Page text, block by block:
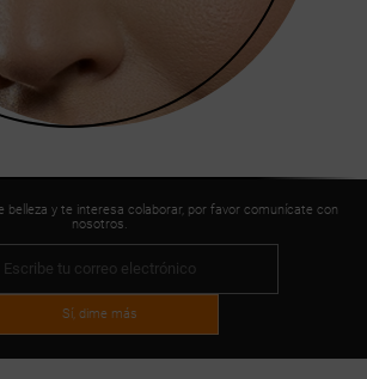
belleza y te interesa colaborar, por favor comunícate con
nosotros.
Sí, dime más